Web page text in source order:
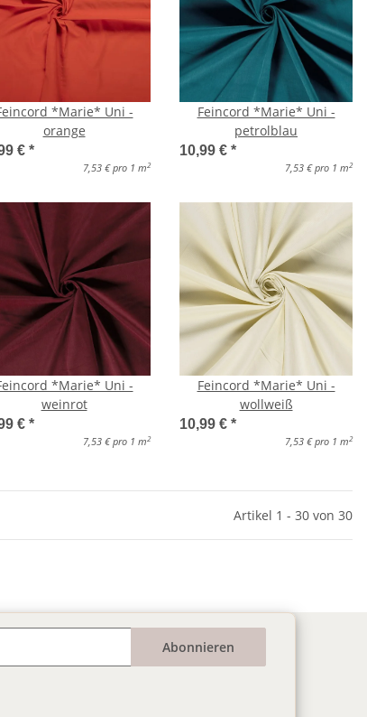
*Marie* Uni -
orange
€ *
7,53 € pro 1 m2
Feincord *Marie* Uni -
petrolblau
10,99 € *
7,53 € pro 1 m2
*Marie* Uni -
weinrot
€ *
7,53 € pro 1 m2
Feincord *Marie* Uni -
wollweiß
10,99 € *
7,53 € pro 1 m2
Artikel 1 - 30 von 30
Abonnieren